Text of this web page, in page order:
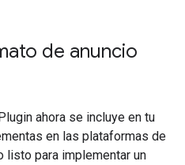
de anuncio
ahora se incluye en tu
en las plataformas de
listo para implementar un